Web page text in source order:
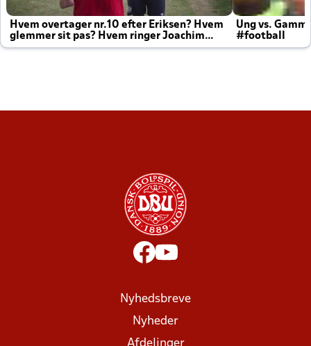
Hvem overtager nr.10 efter Eriksen? Hvem
glemmer sit pas? Hvem ringer Joachim
altid til efter kampe?
Ung vs.
#football
Nyhedsbreve
Nyheder